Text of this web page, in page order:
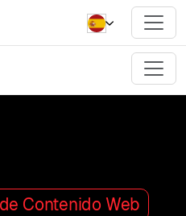
Contenido Web